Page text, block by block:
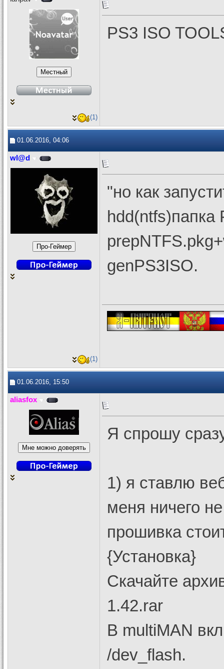
PS3 ISO
(1)
01.06.2016, 04:06
wl@d
"но как
hdd(ntfs)папка
genPS3ISO.
(1)
01.06.2016, 15:50
aliasfox
Я спрошу
1) я ставлю
меня ничего
прошивка
{Установка}
Скачайте
1.42.rar
В multiMAN
/dev_flash.